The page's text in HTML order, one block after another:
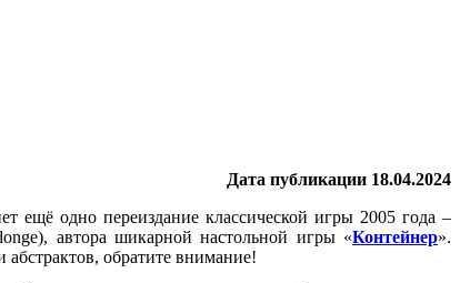
Дата публикации 18.04.2024
ещё одно переиздание классической игры 2005 года –
автора шикарной настольной игры «Контейнер».
обратите внимание!